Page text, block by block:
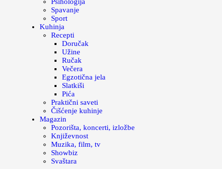
Spavanje
Sport
Kuhinja
Recepti
Doručak
Užine
Ručak
Večera
Egzotična jela
Slatkiši
Pića
Praktični saveti
Čišćenje kuhinje
Magazin
Pozorišta, koncerti, izložbe
Književnost
Muzika, film, tv
Showbiz
Svaštara